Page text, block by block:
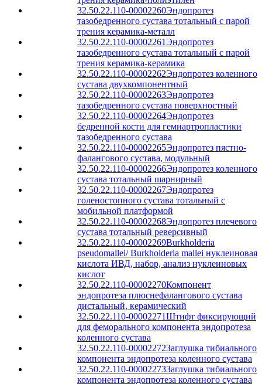
32.50.22.110-00002260Эндопротез
тазобедренного сустава тотальный с парой
трения керамика-металл
32.50.22.110-00002261Эндопротез
тазобедренного сустава тотальный с парой
трения керамика-керамика
32.50.22.110-00002262Эндопротез коленного
сустава двухкомпонентный
32.50.22.110-00002263Эндопротез
тазобедренного сустава поверхностный
32.50.22.110-00002264Эндопротез
бедренной кости для гемиартропластики
тазобедренного сустава
32.50.22.110-00002265Эндопротез пястно-
фалангового сустава, модульный
32.50.22.110-00002266Эндопротез коленного
сустава тотальный шарнирный
32.50.22.110-00002267Эндопротез
голеностопного сустава тотальный с
мобильной платформой
32.50.22.110-00002268Эндопротез плечевого
сустава тотальный реверсивный
32.50.22.110-00002269Burkholderia
pseudomallei/ Burkholderia mallei нуклеиновая
кислота ИВД, набор, анализ нуклеиновых
кислот
32.50.22.110-00002270Компонент
эндопротеза плюснефалангового сустава
дистальный, керамический
32.50.22.110-00002271Штифт фиксирующий
для феморального компонента эндопротеза
коленного сустава
32.50.22.110-00002272Заглушка тибиального
компонента эндопротеза коленного сустава
32.50.22.110-00002273Заглушка тибиального
компонента эндопротеза коленного сустава